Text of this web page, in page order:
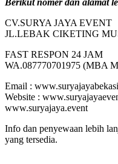
Berikut nomer dan alamat
CV.SURYA JAYA EVENT
JL.LEBAK CIKETING
FAST RESPON 24 JAM
WA.087770701975 (MBA
Email :
Website :
www.suryajaya.event
Info dan penyewaan lebih
yang tersedia.